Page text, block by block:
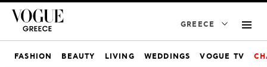
GREECE
FASHION BEAUTY LIVING WEDDINGS VOGUE TV